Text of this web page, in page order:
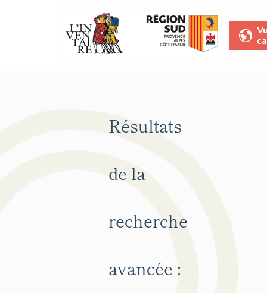
Résultats
de la
recherche
avancée :